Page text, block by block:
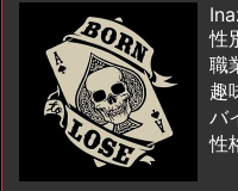
性
職
趣
バ
性